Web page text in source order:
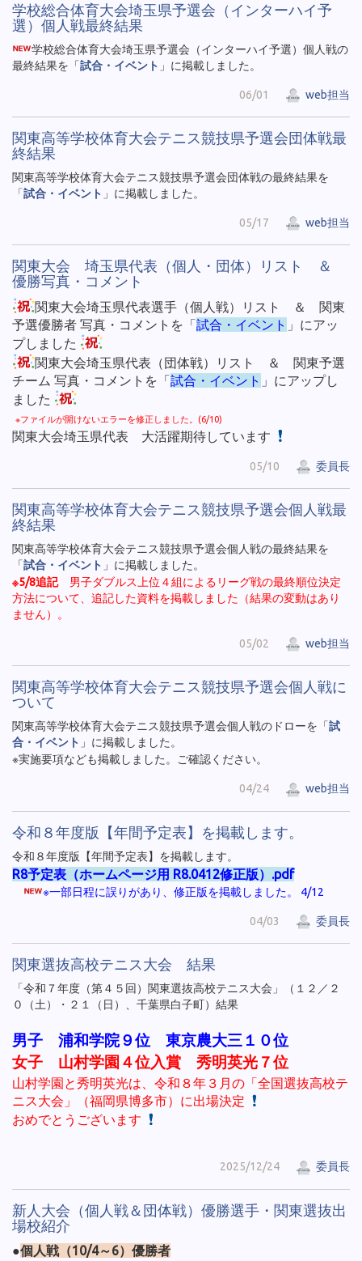
学校総合体育大会埼玉県予選会（インターハイ予
選）個人戦最終結果
学校総合体育大会埼玉県予選会（インターハイ予選）個人戦の
最終結果を「試合・イベント 」に掲載しました。
06/01 web担当
関東高等学校体育大会テニス競技県予選会団体戦最
終結果
関東高等学校体育大会テニス競技県予選会団体戦の最終結果を
「試合・イベント 」に掲載しました。
05/17 web担当
関東大会 埼玉県代表（個人・団体）リスト ＆
優勝写真・コメント
関東大会埼玉県代表選手（個人戦）リスト ＆ 関東
予選優勝者 写真・コメントを「試合・イベント 」にアッ
プしました
関東大会埼玉県代表（団体戦）リスト ＆ 関東予選
チーム 写真・コメントを「試合・イベント 」にアップし
ました
※ファイルが開けないエラーを修正しました。(6/10)
関東大会埼玉県代表 大活躍期待しています
05/10 委員長
関東高等学校体育大会テニス競技県予選会個人戦最
終結果
関東高等学校体育大会テニス競技県予選会個人戦の最終結果を
「試合・イベント 」に掲載しました。
※5/8追記男子ダブルス上位４組によるリーグ戦の最終順位決定
方法について、追記した資料を掲載しました（結果の変動はあり
ません）。
05/02 web担当
関東高等学校体育大会テニス競技県予選会個人戦に
ついて
関東高等学校体育大会テニス競技県予選会個人戦のドローを「試
合・イベント 」に掲載しました。
※実施要項なども掲載しました。ご確認ください。
04/24 web担当
令和８年度版【年間予定表】を掲載します。
令和８年度版【年間予定表】を掲載します。
R8予定表（ホームページ用 R8.0412修正版）.pdf
※一部日程に誤りがあり、修正版を掲載しました。 4/12
04/03 委員長
関東選抜高校テニス大会 結果
「令和７年度（第４５回）関東選抜高校テニス大会」（１２／２
０（土）・２１（日）、千葉県白子町）結果
男子 浦和学院９位 東京農大三１０位
女子 山村学園４位入賞 秀明英光７位
山村学園と秀明英光は、令和８年３月の「全国選抜高校テ
ニス大会」（福岡県博多市）に出場決定
おめでとうございます
2025/12/24 委員長
新人大会（個人戦＆団体戦）優勝選手・関東選抜出
場校紹介
●個人戦（10/4～6）優勝者